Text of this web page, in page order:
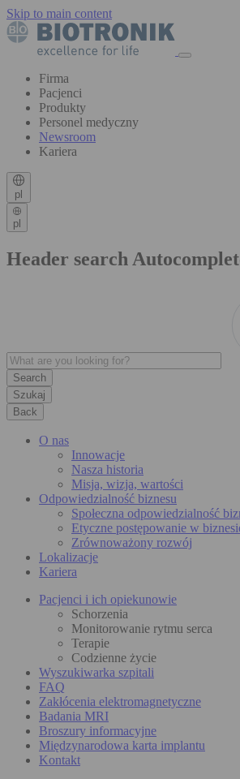
Skip to main content
Firma
Pacjenci
Produkty
Personel medyczny
Newsroom
Kariera
pl
pl
Header search
Szukaj
Back
O nas
Innowacje
Nasza historia
Misja, wizja, wartości
Odpowiedzialność biznesu
Społeczna odpowiedzialność
Etyczne postępowanie w
Zrównoważony rozwój
Lokalizacje
Kariera
Pacjenci i ich opiekunowie
Schorzenia
Monitorowanie rytmu serca
Terapie
Codzienne życie
Wyszukiwarka szpitali
FAQ
Zakłócenia elektromagnetyczne
Badania MRI
Broszury informacyjne
Międzynarodowa karta implantu
Kontakt